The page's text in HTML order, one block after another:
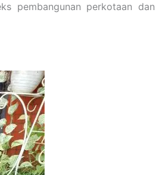
pembangunan perkotaan dan